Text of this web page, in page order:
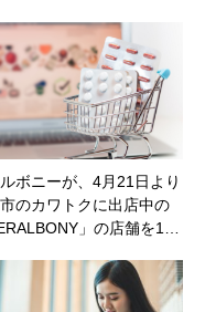
ボニーが、4月21日より
のカワトクに出店中の
」の店舗を1…